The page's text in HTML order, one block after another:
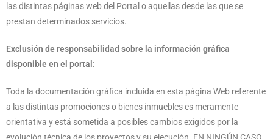
las distintas páginas web del Portal o aquellas desde las que se
prestan determinados servicios.
Exclusión de responsabilidad sobre la información gráfica
disponible en el portal:
Toda la documentación gráfica incluida en esta página Web referente
a las distintas promociones o bienes inmuebles es meramente
orientativa y está sometida a posibles cambios exigidos por la